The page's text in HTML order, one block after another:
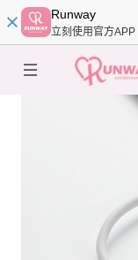
Runway
立刻使用官方APP